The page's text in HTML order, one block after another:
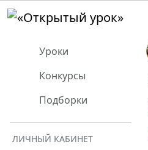
Уроки
Конкурсы
Подборки
ЛИЧНЫЙ КАБИНЕТ